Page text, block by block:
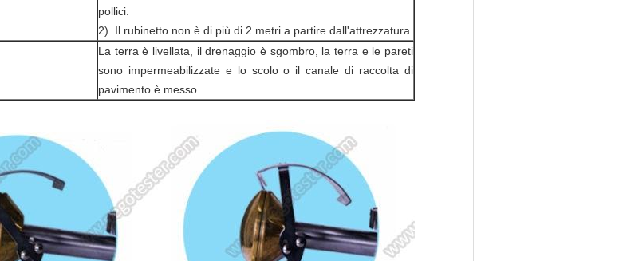
pollici.
2). Il rubinetto non è di più di 2 metri a partire dall'attrezzatura
La terra è livellata, il drenaggio è sgombro, la terra e le pareti
sono impermeabilizzate e lo scolo o il canale di raccolta di
pavimento è messo